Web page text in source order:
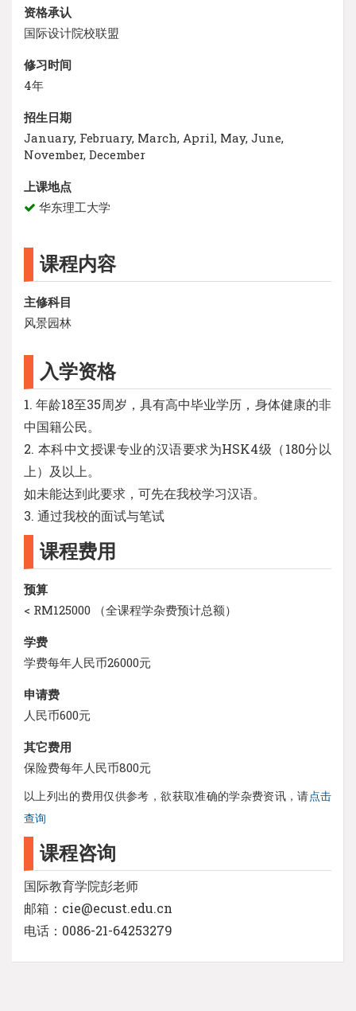
资格承认
国际设计院校联盟
修习时间
4年
招生日期
January, February, March, April, May, June,
November, December
上课地点
华东理工大学
课程内容
主修科目
风景园林
入学资格
1. 年龄18至35周岁，具有高中毕业学历，身体健康的非
中国籍公民。
2. 本科中文授课专业的汉语要求为HSK4级（180分以
上）及以上。
如未能达到此要求，可先在我校学习汉语。
3. 通过我校的面试与笔试
课程费用
预算
< RM125000 （全课程学杂费预计总额）
学费
学费每年人民币26000元
申请费
人民币600元
其它费用
保险费每年人民币800元
以上列出的费用仅供参考，欲获取准确的学杂费资讯，请点击
查询
课程咨询
国际教育学院彭老师
邮箱：cie@ecust.edu.cn
电话：0086-21-64253279